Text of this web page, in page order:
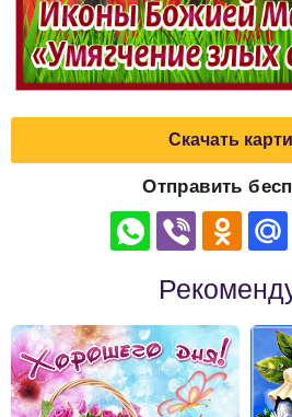
Скачать
Отправить